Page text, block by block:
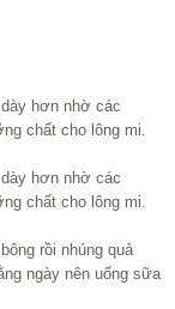
hơn nhờ các
chất cho lông mi.
hơn nhờ các
chất cho lông mi.
rồi nhúng quả
ngày nên uống sữa